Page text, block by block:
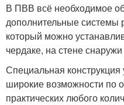
В ПВВ всё необходимое
дополнительные
который можно
чердаке, на стене
Специальная конструкция
широкие возможности по
практических любого